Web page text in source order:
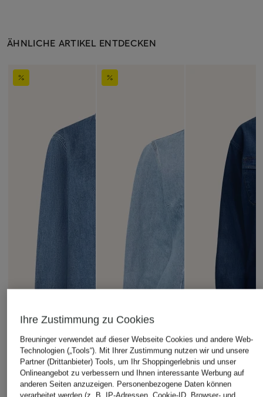
ÄHNLICHE ARTIKEL ENTDECKEN
Ihre Zustimmung zu Cookies
Breuninger verwendet auf dieser Webseite Cookies und andere Web-
Technologien („Tools“). Mit Ihrer Zustimmung nutzen wir und unsere
Partner (Drittanbieter) Tools, um Ihr Shoppingerlebnis und unser
Onlineangebot zu verbessern und Ihnen interessante Werbung auf
anderen Seiten anzuzeigen. Personenbezogene Daten können
verarbeitet werden (z. B. IP-Adressen, Cookie-ID, Browser- und